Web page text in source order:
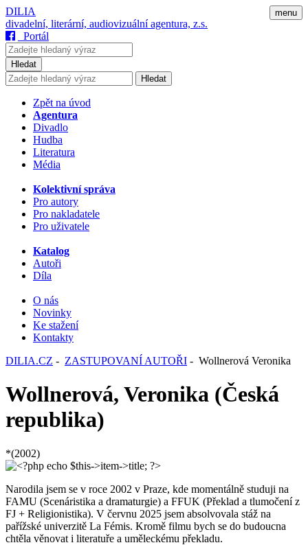
menu
DILIA
divadelní, literární, audiovizuální agentura, z.s.
Portál
Hledat
Hledat
Zpět na úvod
Agentura
Divadlo
Hudba
Literatura
Média
Kolektivní správa
Pro autory
Pro nakladatele
Pro uživatele
Katalog
Autoři
Díla
O nás
Novinky
Ke stažení
Kontakty
DILIA.CZ - ZASTUPOVANÍ AUTOŘI - Wollnerová Veronika
Wollnerová, Veronika (Česká
republika)
*(2002)
Narodila jsem se v roce 2002 v Praze, kde momentálně studuji na
FAMU (Scenáristika a dramaturgie) a FFUK (Překlad a tlumočení z
FJ + Religionistika). V červnu 2025 jsem absolvovala stáž na
pařížské univerzitě La Fémis. Kromě filmu bych se do budoucna
chtěla věnovat i literatuře a uměleckému překladu.